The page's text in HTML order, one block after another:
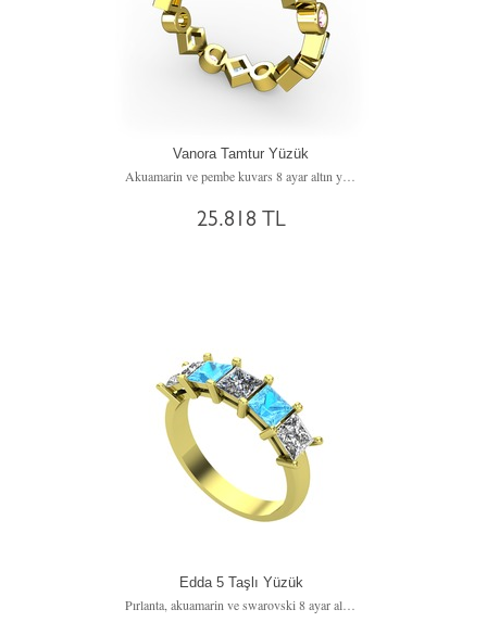
Vanora Tamtur Yüzük
Akuamarin ve pembe kuvars 8 ayar altın yüzük
25.818 TL
Edda 5 Taşlı Yüzük
Pırlanta, akuamarin ve swarovski 8 ayar altın yüzük (0.39 karat)